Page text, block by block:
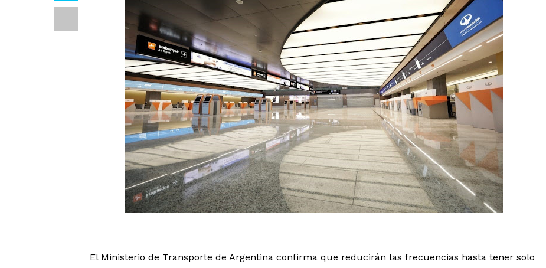
El Ministerio de Transporte de Argentina confirma que reducirán las frecuencias hasta tener solo